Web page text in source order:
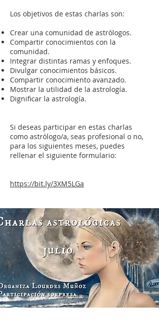
Los objetivos de estas charlas son:⁣
Crear una comunidad de astrólogos.⁣
Compartir conocimientos con la
comunidad.⁣
Integrar distintas ramas y enfoques.⁣
Divulgar conocimientos básicos.⁣
Compartir conocimiento avanzado.⁣
Mostrar la utilidad de la astrología.⁣
Dignificar la astrología.⁣
Si deseas participar en estas charlas
como astrólogo/a, seas profesional o no,
para los siguientes meses, puedes
rellenar el siguiente formulario:⁣
https://bit.ly/3XM5LGa